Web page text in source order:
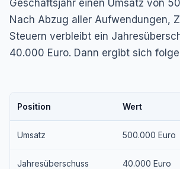
Geschäftsjahr einen Umsatz von
Nach Abzug aller Aufwendungen,
Steuern verbleibt ein
40.000 Euro. Dann ergibt sich
Position Wert
Umsatz 500.000 Euro
Jahresüberschuss 40.000 Euro